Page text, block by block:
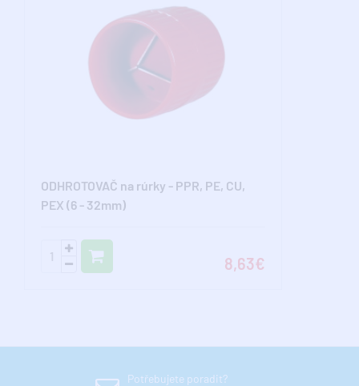
ODHROTOVAČ na rúrky - PPR, PE, CU,
PEX (6 - 32mm)
8,63€
Potřebujete poradit?